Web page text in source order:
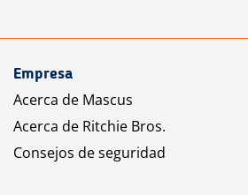
Empresa
Acerca de Mascus
Acerca de Ritchie Bros.
Consejos de seguridad